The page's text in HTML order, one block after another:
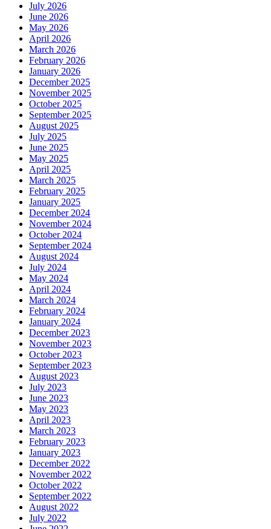
July 2026
June 2026
May 2026
April 2026
March 2026
February 2026
January 2026
December 2025
November 2025
October 2025
September 2025
August 2025
July 2025
June 2025
May 2025
April 2025
March 2025
February 2025
January 2025
December 2024
November 2024
October 2024
September 2024
August 2024
July 2024
May 2024
April 2024
March 2024
February 2024
January 2024
December 2023
November 2023
October 2023
September 2023
August 2023
July 2023
June 2023
May 2023
April 2023
March 2023
February 2023
January 2023
December 2022
November 2022
October 2022
September 2022
August 2022
July 2022